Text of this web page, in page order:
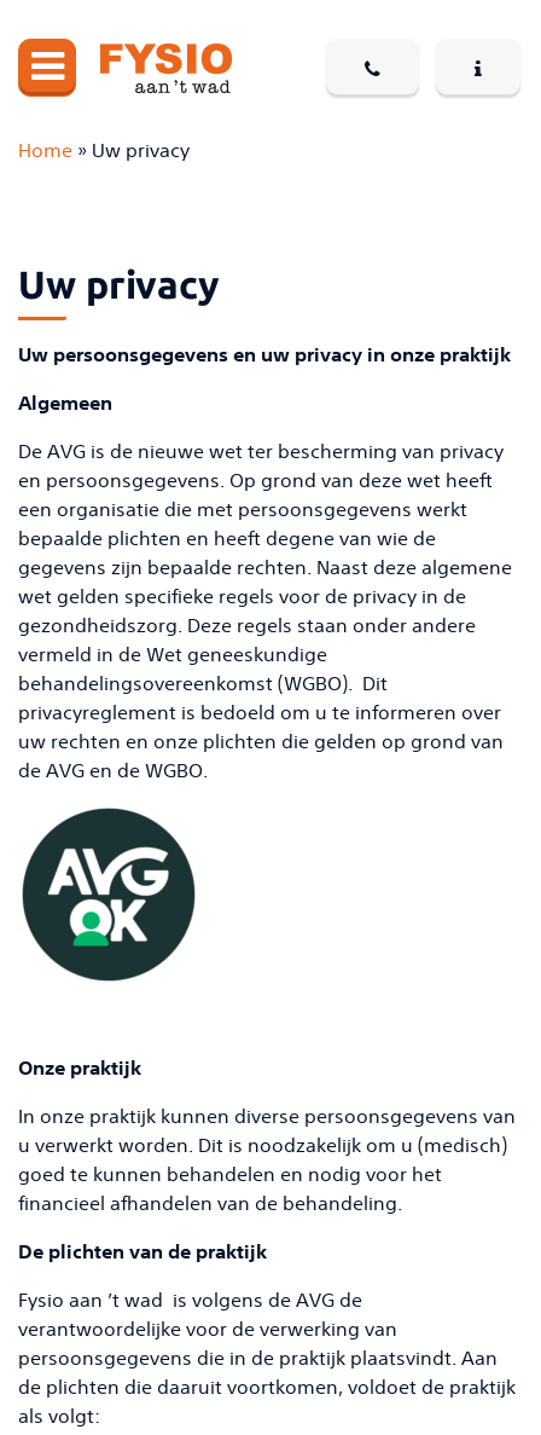
Home » Uw privacy
Uw privacy
Uw persoonsgegevens en uw privacy in onze praktijk
Algemeen
De AVG is de nieuwe wet ter bescherming van privacy
en persoonsgegevens. Op grond van deze wet heeft
een organisatie die met persoonsgegevens werkt
bepaalde plichten en heeft degene van wie de
gegevens zijn bepaalde rechten. Naast deze algemene
wet gelden specifieke regels voor de privacy in de
gezondheidszorg. Deze regels staan onder andere
vermeld in de Wet geneeskundige
behandelingsovereenkomst (WGBO). Dit
privacyreglement is bedoeld om u te informeren over
uw rechten en onze plichten die gelden op grond van
de AVG en de WGBO.
Onze praktijk
In onze praktijk kunnen diverse persoonsgegevens van
u verwerkt worden. Dit is noodzakelijk om u (medisch)
goed te kunnen behandelen en nodig voor het
financieel afhandelen van de behandeling.
De plichten van de praktijk
Fysio aan ’t wad is volgens de AVG de
verantwoordelijke voor de verwerking van
persoonsgegevens die in de praktijk plaatsvindt. Aan
de plichten die daaruit voortkomen, voldoet de praktijk
als volgt: